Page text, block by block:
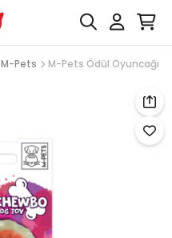
M-Pets M-Pets Ödül Oyuncağı